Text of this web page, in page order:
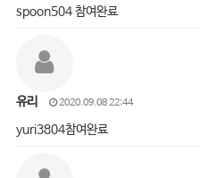
spoon504 참여완료
유리 2020.09.08 22:44
yuri3804참여완료